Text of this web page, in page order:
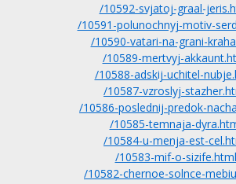
/10592-svjatoj-graal-
/10591-polunochnyj-motiv-
/10590-vatari-na-grani-
/10589-mertvyj-
/10588-adskij-uchitel-
/10587-vzroslyj-
/10586-poslednij-predok-
/10585-temnaja-
/10584-u-menja-est-
/10583-mif-o-sizife.html
/10582-chernoe-solnce-